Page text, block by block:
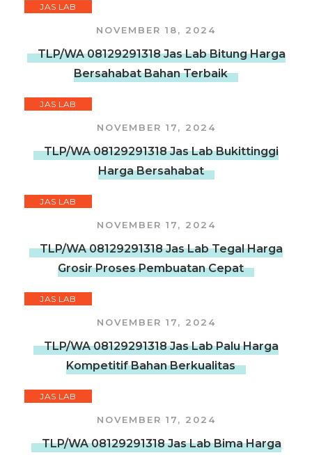
JAS LAB
NOVEMBER 18, 2024
TLP/WA 08129291318 Jas Lab Bitung Harga
Bersahabat Bahan Terbaik
JAS LAB
NOVEMBER 17, 2024
TLP/WA 08129291318 Jas Lab Bukittinggi
Harga Bersahabat
JAS LAB
NOVEMBER 17, 2024
TLP/WA 08129291318 Jas Lab Tegal Harga
Grosir Proses Pembuatan Cepat
JAS LAB
NOVEMBER 17, 2024
TLP/WA 08129291318 Jas Lab Palu Harga
Kompetitif Bahan Berkualitas
JAS LAB
NOVEMBER 17, 2024
TLP/WA 08129291318 Jas Lab Bima Harga